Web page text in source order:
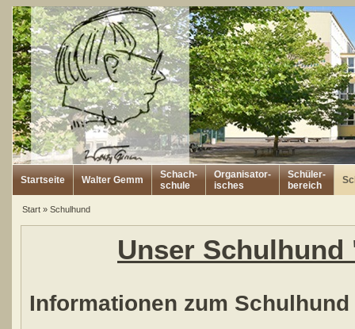
Startseite Walter Gemm
Schach-
schule
Organisator-
isches
Schüler-
bereich
Start» Schulhund
Unser
Informationen zum Schulhund